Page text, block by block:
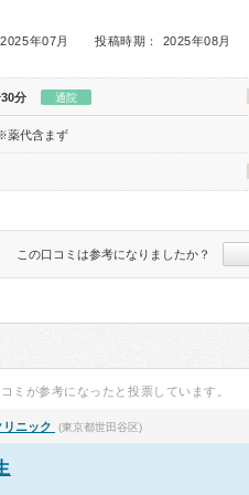
年07月 投稿時期： 2025年08月
分 通院
薬代含まず
この口コミは参考になりましたか？
ミが参考になったと投票しています。
ニック (東京都世田谷区)